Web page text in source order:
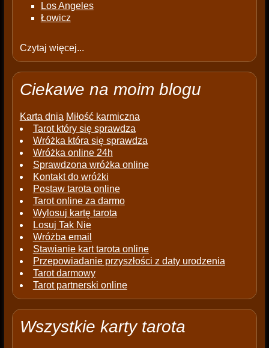
Los Angeles
Łowicz
Czytaj więcej...
Ciekawe na moim blogu
Karta dnia Miłość karmiczna
Tarot który się sprawdza
Wróżka która się sprawdza
Wróżka online 24h
Sprawdzona wróżka online
Kontakt do wróżki
Postaw tarota online
Tarot online za darmo
Wylosuj kartę tarota
Losuj Tak Nie
Wróżba email
Stawianie kart tarota online
Przepowiadanie przyszłości z daty urodzenia
Tarot darmowy
Tarot partnerski online
Wszystkie karty tarota